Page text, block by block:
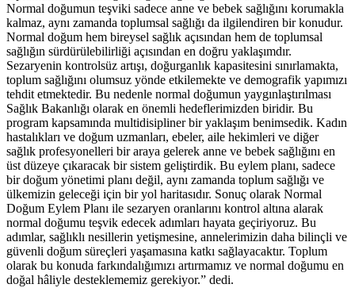
Normal doğumun teşviki sadece anne ve bebek sağlığını korumakla
kalmaz, aynı zamanda toplumsal sağlığı da ilgilendiren bir konudur.
Normal doğum hem bireysel sağlık açısından hem de toplumsal
sağlığın sürdürülebilirliği açısından en doğru yaklaşımdır.
Sezaryenin kontrolsüz artışı, doğurganlık kapasitesini sınırlamakta,
toplum sağlığını olumsuz yönde etkilemekte ve demografik yapımızı
tehdit etmektedir. Bu nedenle normal doğumun yaygınlaştırılması
Sağlık Bakanlığı olarak en önemli hedeflerimizden biridir. Bu
program kapsamında multidisipliner bir yaklaşım benimsedik. Kadın
hastalıkları ve doğum uzmanları, ebeler, aile hekimleri ve diğer
sağlık profesyonelleri bir araya gelerek anne ve bebek sağlığını en
üst düzeye çıkaracak bir sistem geliştirdik. Bu eylem planı, sadece
bir doğum yönetimi planı değil, aynı zamanda toplum sağlığı ve
ülkemizin geleceği için bir yol haritasıdır. Sonuç olarak Normal
Doğum Eylem Planı ile sezaryen oranlarını kontrol altına alarak
normal doğumu teşvik edecek adımları hayata geçiriyoruz. Bu
adımlar, sağlıklı nesillerin yetişmesine, annelerimizin daha bilinçli ve
güvenli doğum süreçleri yaşamasına katkı sağlayacaktır. Toplum
olarak bu konuda farkındalığımızı artırmamız ve normal doğumu en
doğal hâliyle desteklememiz gerekiyor.” dedi.